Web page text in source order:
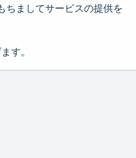
ちましてサービスの提供を
す。